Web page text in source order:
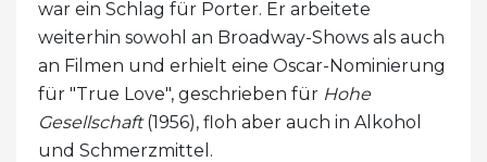
war ein Schlag für Porter. Er arbeitete
weiterhin sowohl an Broadway-Shows als auch
an Filmen und erhielt eine Oscar-Nominierung
für "True Love", geschrieben für Hohe
Gesellschaft(1956), floh aber auch in Alkohol
und Schmerzmittel.